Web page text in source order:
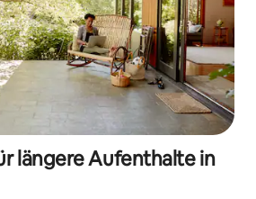
längere Aufenthalte in